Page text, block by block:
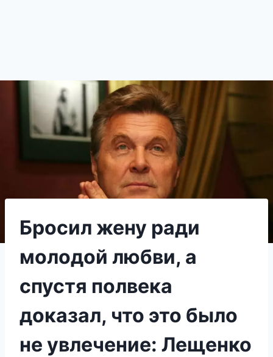
Бросил жену ради
молодой любви, а
спустя полвека
доказал, что это было
не увлечение: Лещенко